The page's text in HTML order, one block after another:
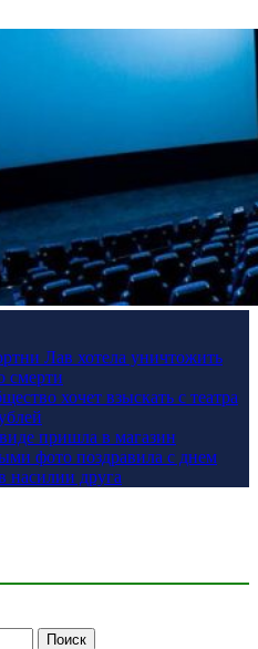
Лав хотела уничтожить
смерти
хочет взыскать с театра
пришла в магазин
фото поздравила с днем
насилии друга